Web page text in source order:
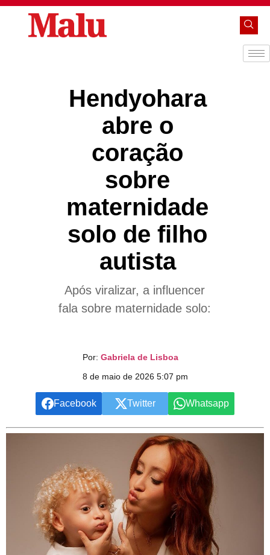
Hendyohara
abre o
coração
sobre
maternidade
solo de filho
autista
Após viralizar, a influencer
fala sobre maternidade solo:
Por: Gabriela de Lisboa
8 de maio de 2026 5:07 pm
Facebook Twitter Whatsapp